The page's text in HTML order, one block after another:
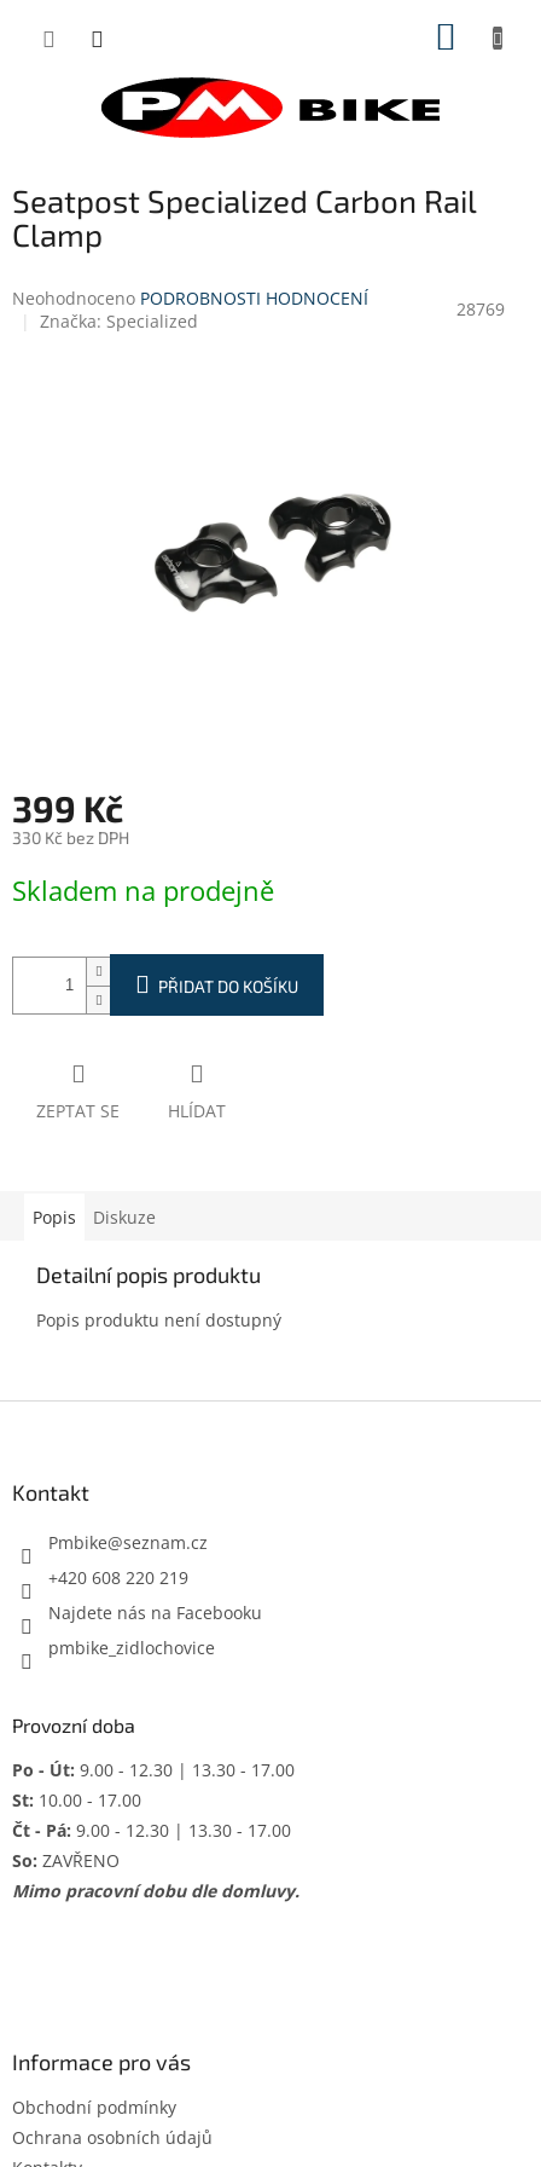
Seatpost Specialized Carbon Rail
Clamp
28769
Průměrné
hodnocení
Neohodnoceno PODROBNOSTI HODNOCENÍ
Značka: Specialized
399 Kč
330 Kč bez DPH
cena:
Skladem na prodejně
PŘIDAT DO KOŠÍKU
ZEPTAT SE HLÍDAT
Popis Diskuze
Detailní popis produktu
Popis produktu není dostupný
Kontakt
Pmbike@seznam.cz
+420 608 220 219
Najdete nás na Facebooku
pmbike_zidlochovice
Provozní doba
Po - Út: 9.00 - 12.30 | 13.30 - 17.00
St: 10.00 - 17.00
Čt - Pá: 9.00 - 12.30 | 13.30 - 17.00
So: ZAVŘENO
Mimo pracovní dobu dle domluvy.
Informace pro vás
Obchodní podmínky
Ochrana osobních údajů